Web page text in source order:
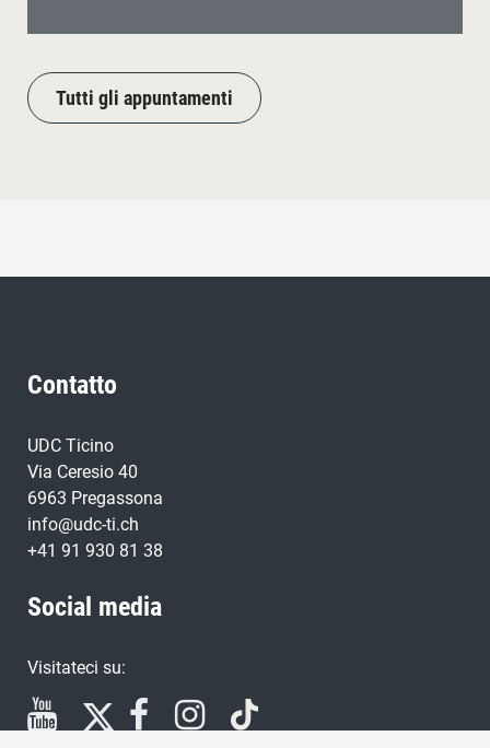
Tutti gli appuntamenti
Contatto
UDC Ticino
Via Ceresio 40
6963 Pregassona
info@udc-ti.ch
+41 91 930 81 38
Social media
Visitateci su: